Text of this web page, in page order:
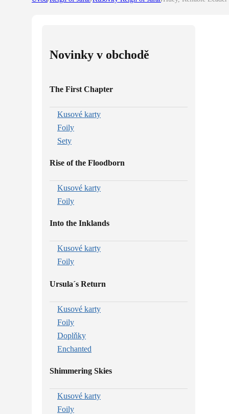
Novinky v obchodě
The First Chapter
Kusové karty
Foily
Sety
Rise of the Floodborn
Kusové karty
Foily
Into the Inklands
Kusové karty
Foily
Ursula´s Return
Kusové karty
Foily
Doplňky
Enchanted
Shimmering Skies
Kusové karty
Foily